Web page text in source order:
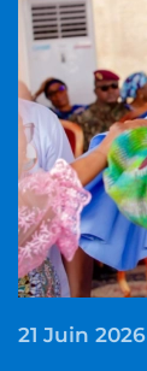
21 Juin 2026